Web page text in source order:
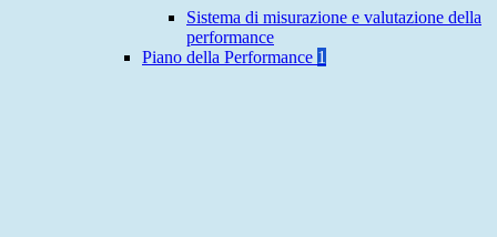
Sistema di misurazione e valutazione della
performance
Piano della Performance 1